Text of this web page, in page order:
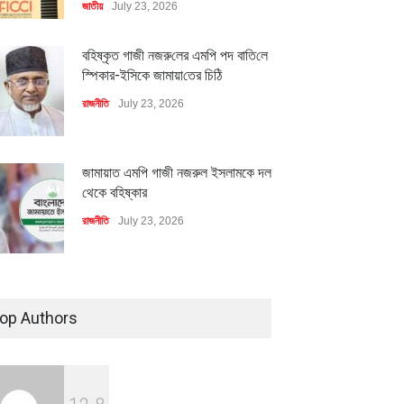
জাতীয় July 23, 2026
বহিষ্কৃত গাজী নজরু‌লের এম‌পি পদ বা‌তি‌লে
স্পিকার-ইসিকে জামায়া‌তের চি‌ঠি
রাজনীতি July 23, 2026
জামায়াত এমপি গাজী নজরুল ইসলামকে দল
থেকে বহিষ্কার
রাজনীতি July 23, 2026
Authors